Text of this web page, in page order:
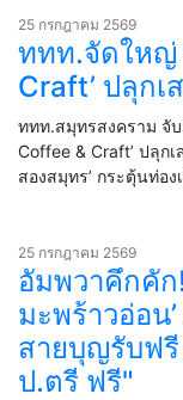
25 กรกฎาคม 2569
ททท.จัดใหญ่
Craft’ ปลุกเ
ททท.สมุทรสงคราม จั
Coffee & Craft’ ปลุก
สองสมุทร’ กระตุ้นท่อ
25 กรกฎาคม 2569
อัมพวาคึกคัก
มะพร้าวอ่อน
สายบุญรับฟรี
ป.ตรี ฟรี"